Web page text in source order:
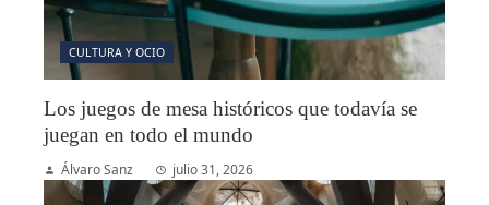
CULTURA Y OCIO
Los juegos de mesa históricos que todavía se
juegan en todo el mundo
Álvaro Sanz julio 31, 2026